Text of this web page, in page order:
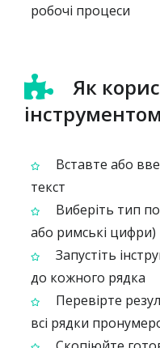
робочі процеси
Як
інструментом
Вставте або
текст
Виберіть тип
або римські цифри)
Запустіть
до кожного рядка
Перевірте
всі рядки